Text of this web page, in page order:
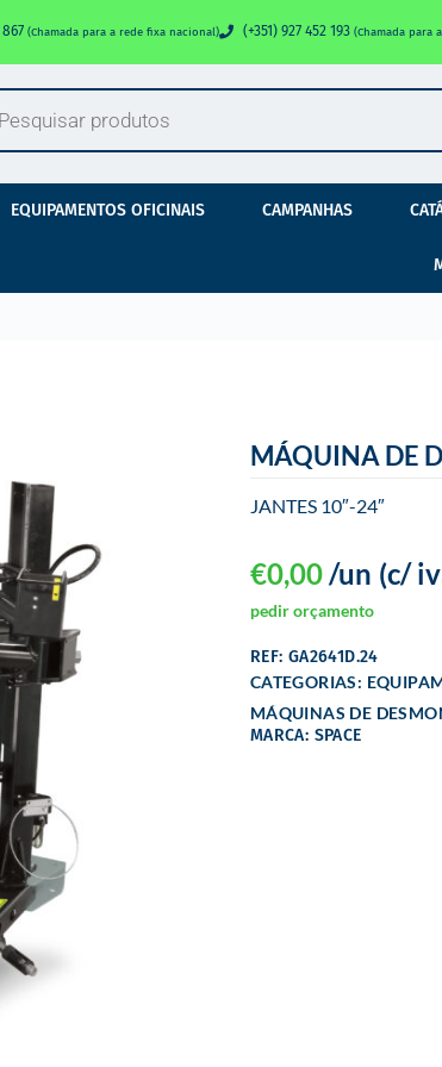
867 (Chamada para a rede fixa nacional) (+351) 927 452 193 (Chamada para
EQUIPAMENTOS OFICINAIS CAMPANHAS
MÁQUINA DE
JANTES 10″-24″
€0,00 (c/
/un
pedir orçamento
REF: GA2641D.24
CATEGORIAS:
MÁQUINAS DE
MARCA: SPACE